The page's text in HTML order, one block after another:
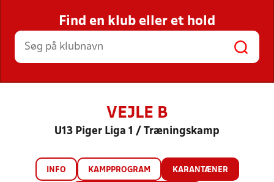
STILLINGER, RESULTATER, KLUBBER OG
HOLD
Find en klub eller et hold
VEJLE B
U13 Piger Liga 1 / Træningskamp
INFO KAMPPROGRAM KARANTÆNER